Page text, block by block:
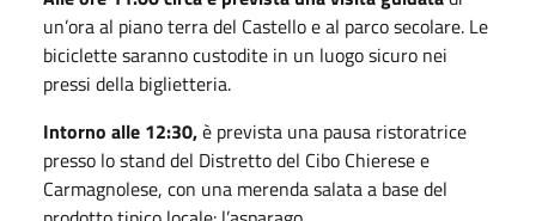
un’ora al piano terra del Castello e al parco secolare. Le
biciclette saranno custodite in un luogo sicuro nei
pressi della biglietteria.
Intorno alle 12:30,è prevista una pausa ristoratrice
presso lo stand del Distretto del Cibo Chierese e
Carmagnolese, con una merenda salata a base del